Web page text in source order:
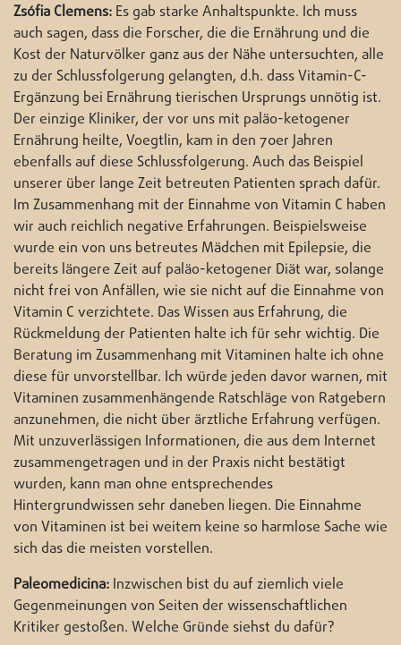
Zsófia Clemens: Es gab starke Anhaltspunkte. Ich muss
auch sagen, dass die Forscher, die die Ernährung und die
Kost der Naturvölker ganz aus der Nähe untersuchten, alle
zu der Schlussfolgerung gelangten, d.h. dass Vitamin-C-
Ergänzung bei Ernährung tierischen Ursprungs unnötig ist.
Der einzige Kliniker, der vor uns mit paläo-ketogener
Ernährung heilte, Voegtlin, kam in den 70er Jahren
ebenfalls auf diese Schlussfolgerung. Auch das Beispiel
unserer über lange Zeit betreuten Patienten sprach dafür.
Im Zusammenhang mit der Einnahme von Vitamin C haben
wir auch reichlich negative Erfahrungen. Beispielsweise
wurde ein von uns betreutes Mädchen mit Epilepsie, die
bereits längere Zeit auf paläo-ketogener Diät war, solange
nicht frei von Anfällen, wie sie nicht auf die Einnahme von
Vitamin C verzichtete. Das Wissen aus Erfahrung, die
Rückmeldung der Patienten halte ich für sehr wichtig. Die
Beratung im Zusammenhang mit Vitaminen halte ich ohne
diese für unvorstellbar. Ich würde jeden davor warnen, mit
Vitaminen zusammenhängende Ratschläge von Ratgebern
anzunehmen, die nicht über ärztliche Erfahrung verfügen.
Mit unzuverlässigen Informationen, die aus dem Internet
zusammengetragen und in der Praxis nicht bestätigt
wurden, kann man ohne entsprechendes
Hintergrundwissen sehr daneben liegen. Die Einnahme
von Vitaminen ist bei weitem keine so harmlose Sache wie
sich das die meisten vorstellen.
Paleomedicina: Inzwischen bist du auf ziemlich viele
Gegenmeinungen von Seiten der wissenschaftlichen
Kritiker gestoßen. Welche Gründe siehst du dafür?